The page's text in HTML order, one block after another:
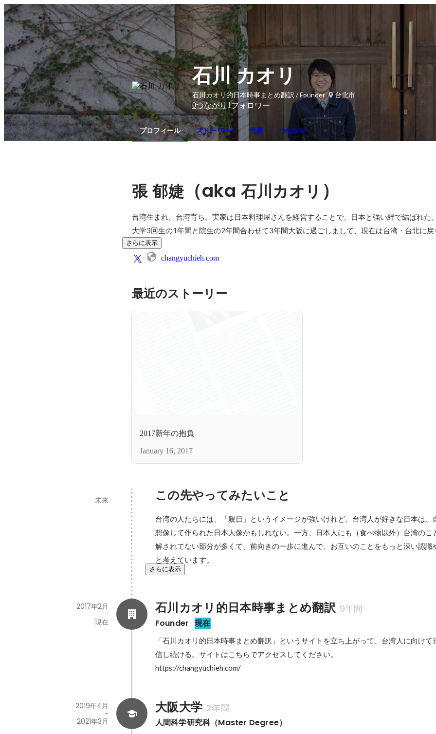
石川 カオリ
石川カオリ的日本時事まとめ翻訳 / Founder
台北市
0つながり1フォロワー
プロフィール ストーリー 1 性格 つながり
張 郁婕 （aka 石川カオリ ）
台湾生まれ、台湾育ち。実家は日本料理屋さんを経営することで、日本と強い絆で結ばれた
大学3回生の1年間と院生の2年間合わせて3年間大阪に過ごしまして、現在は台湾・台北に戻
さらに表示
changyuchieh.com
最近のストーリー
2017新年の抱負
January 16, 2017
この先やってみたいこと
未来
台湾の人たちには、「親日」というイメージが強いけれど、台湾人が好きな日本は、
想像して作られた日本人像かもしれない。一方、日本人にも（食べ物以外）台湾のこ
解されてない部分が多くて、前向きの一歩に進んで、お互いのことをもっと深い認識
と考えています。
さらに表示
石川カオリ的日本時事まとめ翻訳 9年間
Founder 現在
2017年2月
-
現在
「石川カオリ的日本時事まとめ翻訳」というサイトを立ち上がって、台湾人に向けて
信し続ける。サイトはこちらでアクセスしてください。
https://changyuchieh.com/
大阪大学 2年間
人間科学研究科（Master Degree）
2019年4月
-
2021年3月